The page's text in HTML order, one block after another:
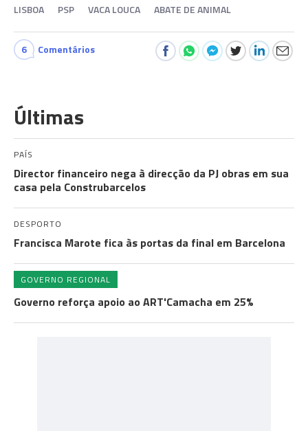
LISBOA PSP VACA LOUCA ABATE DE ANIMAL
6 Comentários
Últimas
PAÍS
Director financeiro nega à direcção da PJ obras em sua
casa pela Construbarcelos
DESPORTO
Francisca Marote fica às portas da final em Barcelona
GOVERNO REGIONAL
Governo reforça apoio ao ART'Camacha em 25%